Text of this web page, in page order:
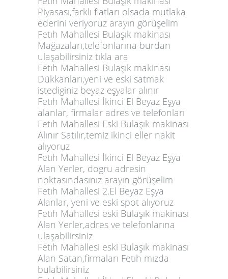
Piyasası,farklı fiatları olsada mutlaka
ederini veriyoruz arayın görüşelim
Fetıh Mahallesi Bulaşık makinası
Mağazaları,telefonlarına burdan
ulaşabilirsiniz tıkla ara
Fetıh Mahallesi Bulaşık makinası
Dükkanları,yeni ve eski satmak
istediginiz beyaz eşyalar alınır
Fetıh Mahallesi İkinci El Beyaz Eşya
alanlar, firmalar adres ve telefonları
Fetıh Mahallesi Eski Bulaşık makinası
Alınır Satılır,temiz ikinci eller nakit
alıyoruz
Fetıh Mahallesi İkinci El Beyaz Eşya
Alan Yerler, dogru adresin
noktasındasınız arayın görüşelim
Fetıh Mahallesi 2.El Beyaz Eşya
Alanlar, yeni ve eski spot alıyoruz
Fetıh Mahallesi eski Bulaşık makinası
Alan Yerler,adres ve telefonlarına
ulaşabilirsiniz
Fetıh Mahallesi eski Bulaşık makinası
Alan Satan,firmaları Fetıh mızda
bulabilirsiniz